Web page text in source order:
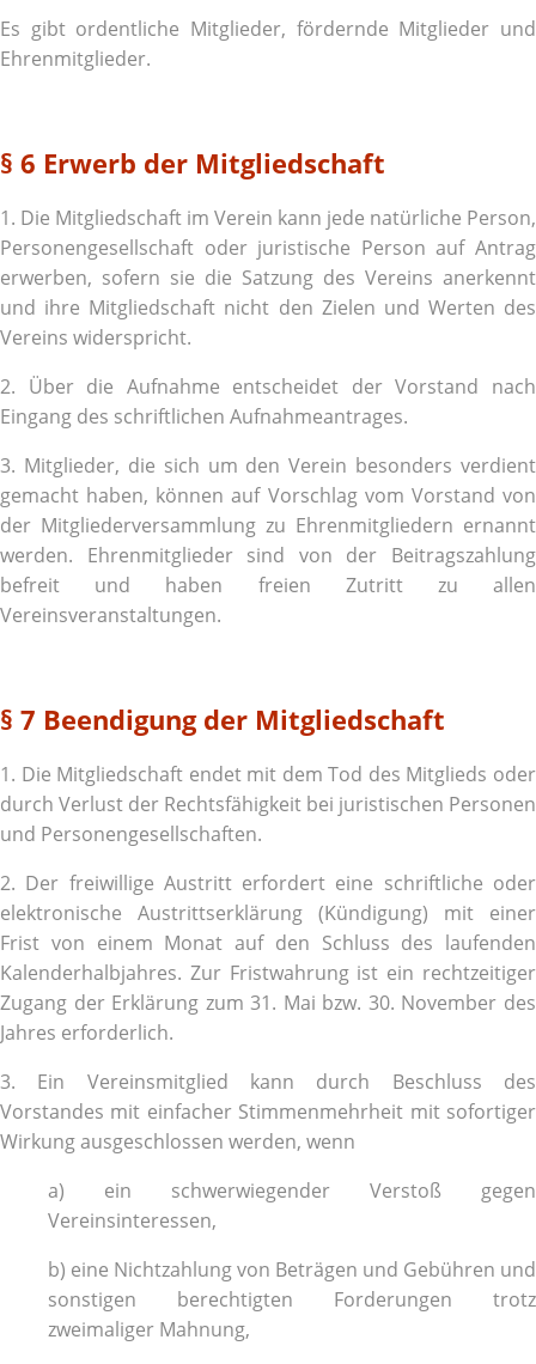
Es gibt ordentliche Mitglieder, fördernde Mitglieder und
Ehrenmitglieder.
§ 6 Erwerb der Mitgliedschaft
1. Die Mitgliedschaft im Verein kann jede natürliche Person,
Personengesellschaft oder juristische Person auf Antrag
erwerben, sofern sie die Satzung des Vereins anerkennt
und ihre Mitgliedschaft nicht den Zielen und Werten des
Vereins widerspricht.
2. Über die Aufnahme entscheidet der Vorstand nach
Eingang des schriftlichen Aufnahmeantrages.
3. Mitglieder, die sich um den Verein besonders verdient
gemacht haben, können auf Vorschlag vom Vorstand von
der Mitgliederversammlung zu Ehrenmitgliedern ernannt
werden. Ehrenmitglieder sind von der Beitragszahlung
befreit und haben freien Zutritt zu allen
Vereinsveranstaltungen.
§ 7 Beendigung der Mitgliedschaft
1. Die Mitgliedschaft endet mit dem Tod des Mitglieds oder
durch Verlust der Rechtsfähigkeit bei juristischen Personen
und Personengesellschaften.
2. Der freiwillige Austritt erfordert eine schriftliche oder
elektronische Austrittserklärung (Kündigung) mit einer
Frist von einem Monat auf den Schluss des laufenden
Kalenderhalbjahres. Zur Fristwahrung ist ein rechtzeitiger
Zugang der Erklärung zum 31. Mai bzw. 30. November des
Jahres erforderlich.
3. Ein Vereinsmitglied kann durch Beschluss des
Vorstandes mit einfacher Stimmenmehrheit mit sofortiger
Wirkung ausgeschlossen werden, wenn
a) ein schwerwiegender Verstoß gegen
Vereinsinteressen,
b) eine Nichtzahlung von Beträgen und Gebühren und
sonstigen berechtigten Forderungen trotz
zweimaliger Mahnung,